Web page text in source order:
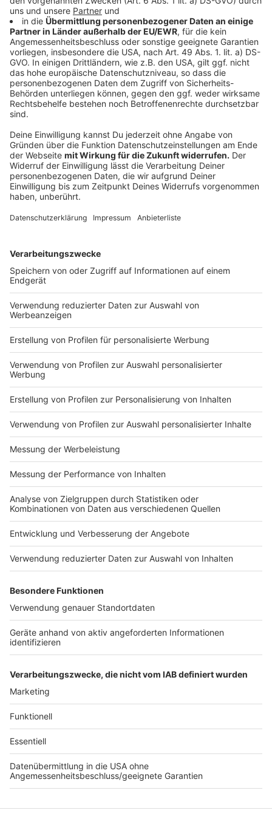
wonach man sich sehnt oder was einem vielleicht
fehlt."
Anzeige
Das Video zu "Ficka"
Anzeige
Wir benötigen Ihre
Zustimmung, um den YouTube
Video-Service zu laden!
Wir verwenden einen Service eines
Daten zu Ihren Aktivitäten
sammeln. Bitte lesen Sie die
Nutzung des Service zu, um dieses
Mehr Informationen
Akzeptieren
powered by Usercentrics Consent
Management Platform
In "Ficka" ("Spinna") macht sich Connor über
Beschimpfungen lustig, die gegen sie in den sozialen
Medien kursieren.
Anzeige
Neben nachdenklichen Klavierballaden verbreiten viele
der 17 Popsongs auf "Freigeistin" gute Laune und sind
auch sprachlich authentisch. In "Ficka" ("Spinna" nennt
Beschimpfungen lustig, die gegen sie in den sozialen
Medien kursieren. "Ich find’ die richtig schlimm - Die
Mucke ist doch kacke" Oder auch: "Die Titten sind
ehrlichen Worte, für die Sarah Connor von ihren Fans
Allgemeinplätze bedienen, wird die 44-Jährige konkret.
Nachdem sie die Wintermonate in ihrem Haus in der
Provence verbracht hat, geht es für die Sängerin
zurück nach Berlin - im Sommer stehen einige Open
Airs an, im kommenden Frühjahr dann eine große Arena-
Anzeige